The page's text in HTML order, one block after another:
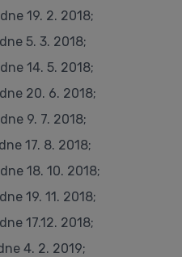
19. 2. 2018;
5. 3. 2018;
14. 5. 2018;
20. 6. 2018;
9. 7. 2018;
17. 8. 2018;
18. 10. 2018;
19. 11. 2018;
17.12. 2018;
4. 2. 2019;